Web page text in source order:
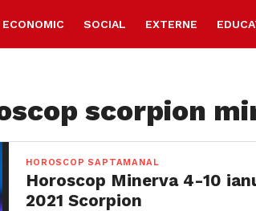
ECONOMIC SOCIAL EXTERNE
scorpion
HOROSCOP SAPTAMANAL
Horoscop Minerva 4-10
2021 Scorpion